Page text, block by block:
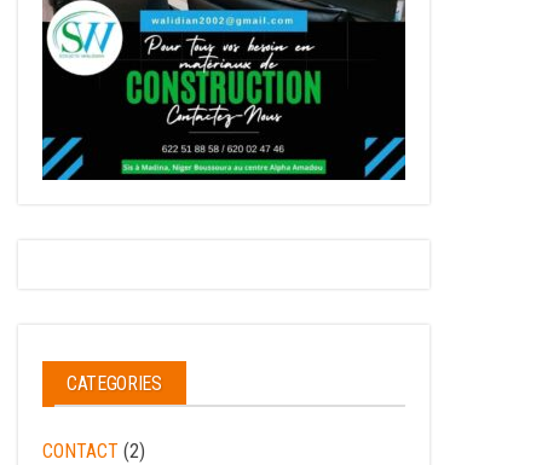
CATEGORIES
CONTACT (2)